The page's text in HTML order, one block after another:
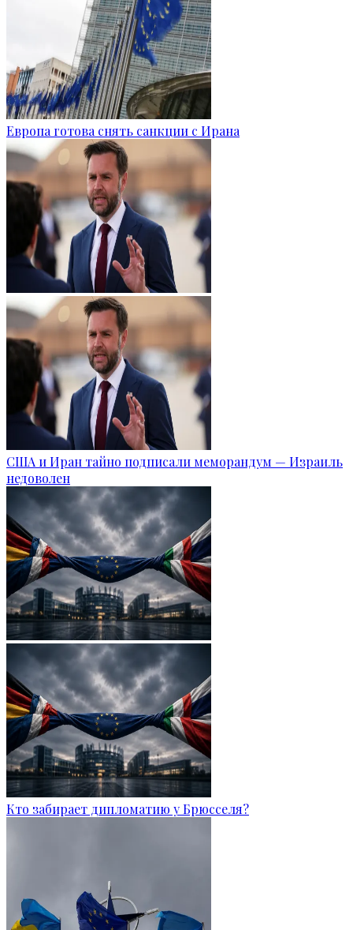
Европа готова снять санкции с Ирана
США и Иран тайно подписали меморандум — Израиль
недоволен
Кто забирает дипломатию у Брюсселя?